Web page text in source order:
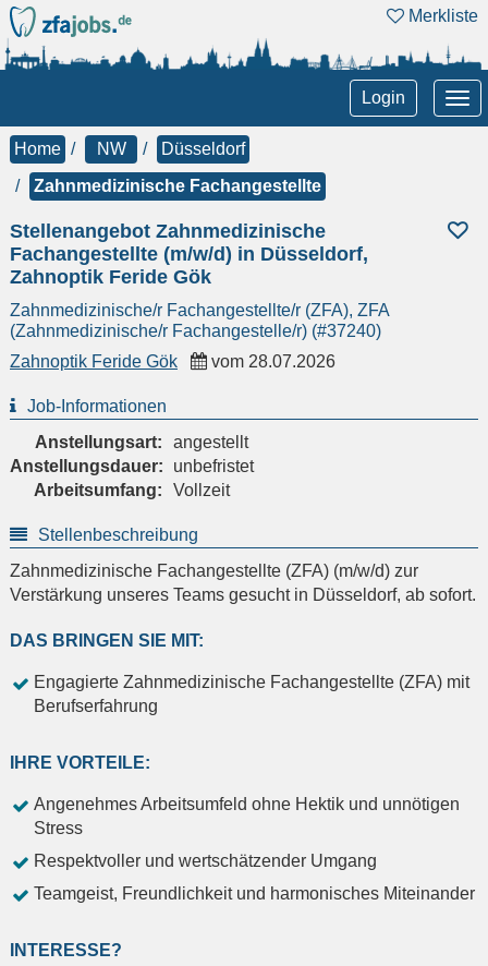
Merkliste
Login
Home NW
Düsseldorf
Zahnmedizinische Fachangestellte
Stellenangebot Zahnmedizinische
Fachangestellte (m/w/d) in Düsseldorf,
Zahnoptik Feride Gök
Zahnmedizinische/r Fachangestellte/r (ZFA), ZFA
(Zahnmedizinische/r Fachangestelle/r) (#37240)
Zahnoptik Feride Gök
vom 28.07.2026
Job-Informationen
Anstellungsart:
angestellt
Anstellungsdauer:
unbefristet
Arbeitsumfang:
Vollzeit
Stellenbeschreibung
Zahnmedizinische Fachangestellte (ZFA) (m/w/d) zur
Verstärkung unseres Teams gesucht in Düsseldorf, ab sofort.
DAS BRINGEN SIE MIT:
Engagierte Zahnmedizinische Fachangestellte (ZFA) mit
Berufserfahrung
IHRE VORTEILE:
Angenehmes Arbeitsumfeld ohne Hektik und unnötigen
Stress
Respektvoller und wertschätzender Umgang
Teamgeist, Freundlichkeit und harmonisches Miteinander
INTERESSE?